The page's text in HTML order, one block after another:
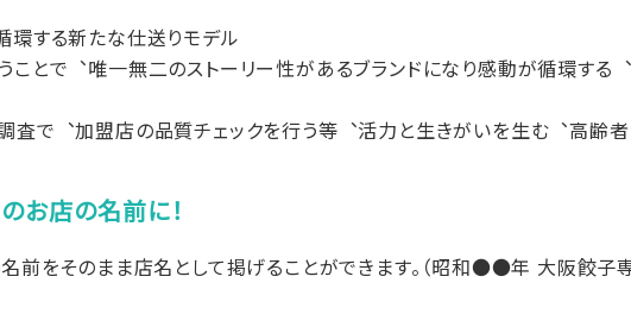
する新たな仕送りモデル
とで︑唯一無二のストーリー性があるブランドになり感動が循環する
で︑加盟店の品質チェックを行う等︑活力と生きがいを生む︑高齢
お店の名前に！
前をそのまま店名として掲げることができます。（昭和●●年 大阪餃子